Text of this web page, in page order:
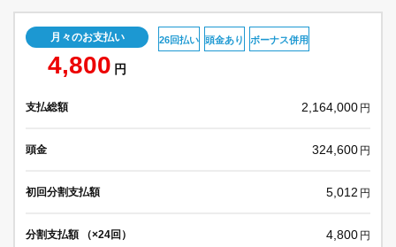
月々のお支払い
4,800 円
26回払い 頭金あり ボーナス併用
支払総額 2,164,000 円
頭金 324,600 円
初回分割支払額 5,012 円
分割支払額 （×24回） 4,800 円